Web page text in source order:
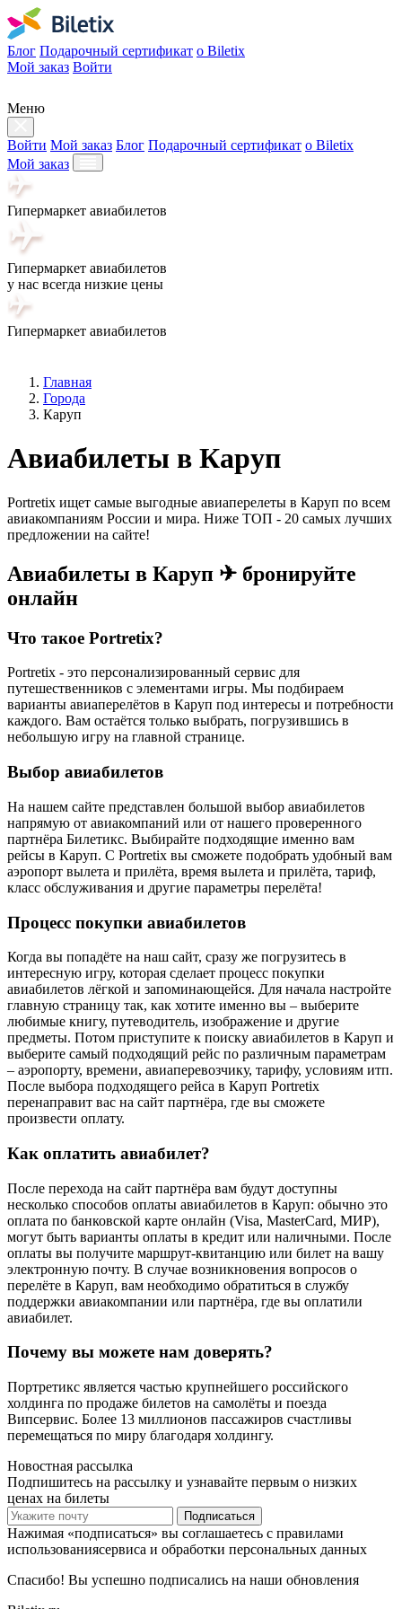
Блог Подарочный сертификат о Biletix
Мой заказ Войти
Меню
Войти Мой заказ Блог Подарочный сертификат о Biletix
Мой заказ
Гипермаркет авиабилетов
Гипермаркет авиабилетов
у нас всегда низкие цены
Гипермаркет авиабилетов
Главная
Города
Каруп
Авиабилеты в Каруп
Portretix ищет самые выгодные авиаперелеты в Каруп по всем
авиакомпаниям России и мира. Ниже ТОП - 20 самых лучших
предложении на сайте!
Авиабилеты в Каруп ✈ бронируйте
онлайн
Что такое Portretix?
Portretix - это персонализированный сервис для
путешественников с элементами игры. Мы подбираем
варианты авиаперелётов в Каруп под интересы и потребности
каждого. Вам остаётся только выбрать, погрузившись в
небольшую игру на главной странице.
Выбор авиабилетов
На нашем сайте представлен большой выбор авиабилетов
напрямую от авиакомпаний или от нашего проверенного
партнёра Билетикс. Выбирайте подходящие именно вам
рейсы в Каруп. С Portretix вы сможете подобрать удобный вам
аэропорт вылета и прилёта, время вылета и прилёта, тариф,
класс обслуживания и другие параметры перелёта!
Процесс покупки авиабилетов
Когда вы попадёте на наш сайт, сразу же погрузитесь в
интересную игру, которая сделает процесс покупки
авиабилетов лёгкой и запоминающейся. Для начала настройте
главную страницу так, как хотите именно вы – выберите
любимые книгу, путеводитель, изображение и другие
предметы. Потом приступите к поиску авиабилетов в Каруп и
выберите самый подходящий рейс по различным параметрам
– аэропорту, времени, авиаперевозчику, тарифу, условиям итп.
После выбора подходящего рейса в Каруп Portretix
перенаправит вас на сайт партнёра, где вы сможете
произвести оплату.
Как оплатить авиабилет?
После перехода на сайт партнёра вам будут доступны
несколько способов оплаты авиабилетов в Каруп: обычно это
оплата по банковской карте онлайн (Visa, MasterCard, МИР),
могут быть варианты оплаты в кредит или наличными. После
оплаты вы получите маршрут-квитанцию или билет на вашу
электронную почту. В случае возникновения вопросов о
перелёте в Каруп, вам необходимо обратиться в службу
поддержки авиакомпании или партнёра, где вы оплатили
авиабилет.
Почему вы можете нам доверять?
Портретикс является частью крупнейшего российского
холдинга по продаже билетов на самолёты и поезда
Випсервис. Более 13 миллионов пассажиров счастливы
перемещаться по миру благодаря холдингу.
Новостная рассылка
Подпишитесь на рассылку и узнавайте первым о низких
ценах на билеты
Подписаться
Нажимая «подписаться» вы соглашаетесь с правилами
использованиясервиса и обработки персональных данных
Спасибо! Вы успешно подписались на наши обновления